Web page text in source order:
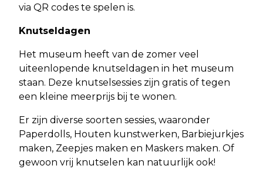
via QR codes te spelen is.
Knutseldagen
Het museum heeft van de zomer veel
uiteenlopende knutseldagen in het museum
staan. Deze knutselsessies zijn gratis of tegen
een kleine meerprijs bij te wonen.
Er zijn diverse soorten sessies, waaronder
Paperdolls, Houten kunstwerken, Barbiejurkjes
maken, Zeepjes maken en Maskers maken. Of
gewoon vrij knutselen kan natuurlijk ook!